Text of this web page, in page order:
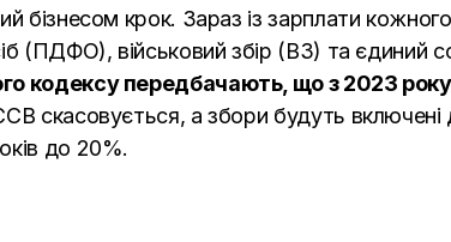
бізнесом крок. Зараз із зарплати
(ПДФО), військовий збір (ВЗ) та єдиний
кодексу передбачають, що з 2023
скасовується, а збори будуть
до 20%.